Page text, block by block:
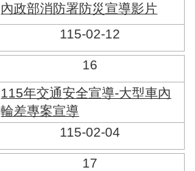
內政部消防署防災宣導影片
115-02-12
16
115年交通安全宣導-大型車內
輪差專案宣導
115-02-04
17